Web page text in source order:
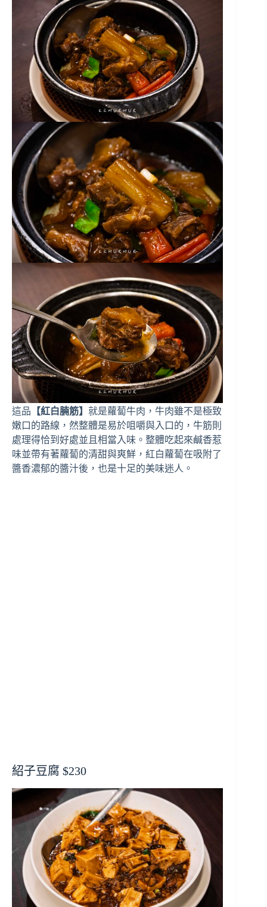
這品 【紅白腩筋】 就是蘿蔔牛肉，牛肉雖不是極致
嫩口的路線，然整體是易於咀嚼與入口的，牛筋則
處理得恰到好處並且相當入味。整體吃起來鹹香惹
味並帶有著蘿蔔的清甜與爽鮮，紅白蘿蔔在吸附了
醬香濃郁的醬汁後，也是十足的美味迷人。
紹子豆腐 $230